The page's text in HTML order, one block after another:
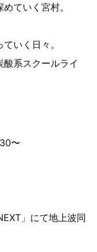
ていく宮村。
いく日々。
系スクールライ
〜
」にて地上波同